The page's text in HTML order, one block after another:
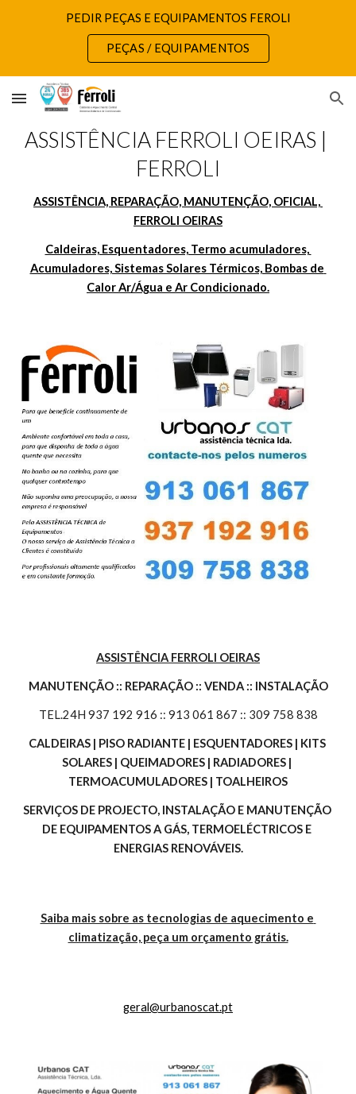
Skip to main content
PEDIR PEÇAS E EQUIPAMENTOS FEROLI
PEÇAS / EQUIPAMENTOS
ASSISTÊNCIA FERROLI OEIRAS |
FERROLI
ASSISTÊNCIA, REPARAÇÃO, MANUTENÇÃO, OFICIAL,
FERROLI OEIRAS
Caldeiras, Esquentadores, Termo acumuladores,
Acumuladores, Sistemas Solares Térmicos, Bombas de
Calor Ar/Água e Ar Condicionado.
ASSISTÊNCIA FERROLI OEIRAS
MANUTENÇÃO :: REPARAÇÃO :: VENDA :: INSTALAÇÃO
TEL.24H 937 192 916 :: 913 061 867 :: 309 758 838
CALDEIRAS | PISO RADIANTE | ESQUENTADORES | KITS
SOLARES | QUEIMADORES | RADIADORES |
TERMOACUMULADORES | TOALHEIROS
SERVIÇOS DE PROJECTO, INSTALAÇÃO E MANUTENÇÃO
DE EQUIPAMENTOS A GÁS, TERMOELÉCTRICOS E
ENERGIAS RENOVÁVEIS.
Saiba mais sobre as tecnologias de aquecimento e
climatização, peça um orçamento grátis.
geral@urbanoscat.pt